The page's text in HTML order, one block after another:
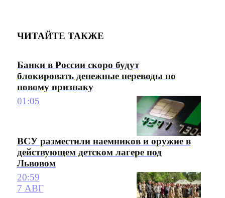
ЧИТАЙТЕ ТАКЖЕ
Банки в России скоро будут
блокировать денежные переводы по
новому признаку
01:05
ВСУ разместили наемников и оружие в
действующем детском лагере под
Львовом
20:59
7 АВГ